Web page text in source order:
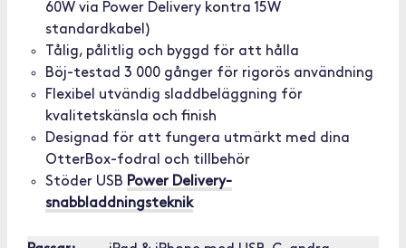
60W via Power Delivery kontra 15W
standardkabel)
Tålig, pålitlig och byggd för att hålla
Böj-testad 3 000 gånger för rigorös användning
Flexibel utvändig sladdbeläggning för
kvalitetskänsla och finish
Designad för att fungera utmärkt med dina
OtterBox-fodral och tillbehör
Stöder USB Power Delivery-
snabbladdningsteknik